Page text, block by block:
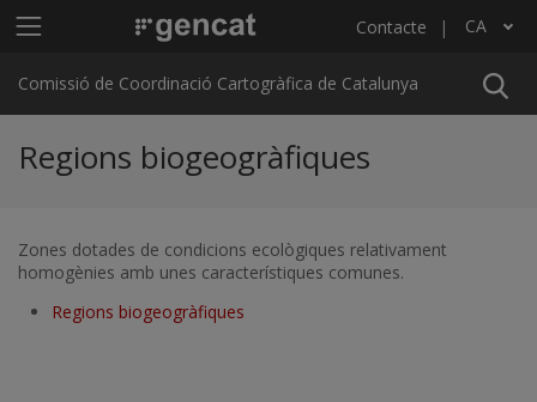
Menú principal C4 Contacte CA
Llista les accions addicionals
Comissió de Coordinació Cartogràfica de Catalunya
Regions biogeogràfiques
Zones dotades de condicions ecològiques relativament
homogènies amb unes característiques comunes.
Regions biogeogràfiques